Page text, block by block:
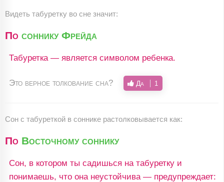
Видеть табуретку во сне значит:
По соннику Фрейда
Табуретка — является символом ребенка.
Это верное толкование сна? Да 1
Сон c табуреткой в соннике растолковывается как:
По Восточному соннику
Сон, в котором ты садишься на табуретку и
понимаешь, что она неустойчива — предупреждает: